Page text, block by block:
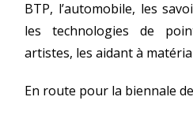
BTP, l’automobile, les
les technologies de
artistes, les aidant à
En route pour la biennale